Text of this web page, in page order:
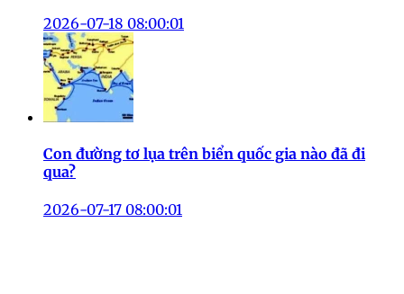
2026-07-18 08:00:01
Con đường tơ lụa trên biển quốc gia nào đã đi
qua?
2026-07-17 08:00:01